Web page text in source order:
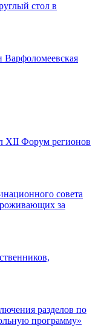
стол в
Варфоломеевская
XII Форум регионов
совета
за
разделов по
программу»